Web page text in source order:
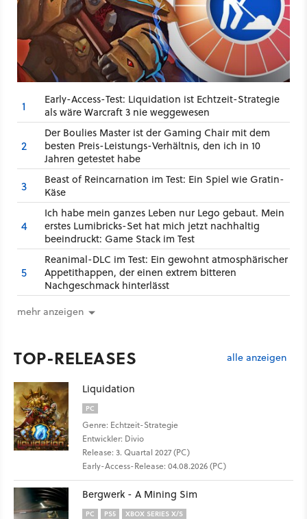
1
Early-Access-Test: Liquidation ist Echtzeit-Strategie
als wäre Warcraft 3 nie weggewesen
2
Der Boulies Master ist der Gaming Chair mit dem
besten Preis-Leistungs-Verhältnis, den ich in 10
Jahren getestet habe
3
Beast of Reincarnation im Test: Ein Spiel wie Gratin-
Käse
4
Ich habe mein ganzes Leben nur Lego gebaut. Mein
erstes Lumibricks-Set hat mich jetzt nachhaltig
beeindruckt: Game Stack im Test
5
Reanimal-DLC im Test: Ein gewohnt atmosphärischer
Appetithappen, der einen extrem bitteren
Nachgeschmack hinterlässt
mehr anzeigen
TOP-RELEASES alle anzeigen
Liquidation
PC
Genre: Echtzeit-Strategie
Entwickler: Divio
Release: 3. Quartal 2027 (PC)
Early-Access-Release: 04.08.2026 (PC)
Bergwerk - A Mining Sim
PC PS5 XBOX SERIES X/S